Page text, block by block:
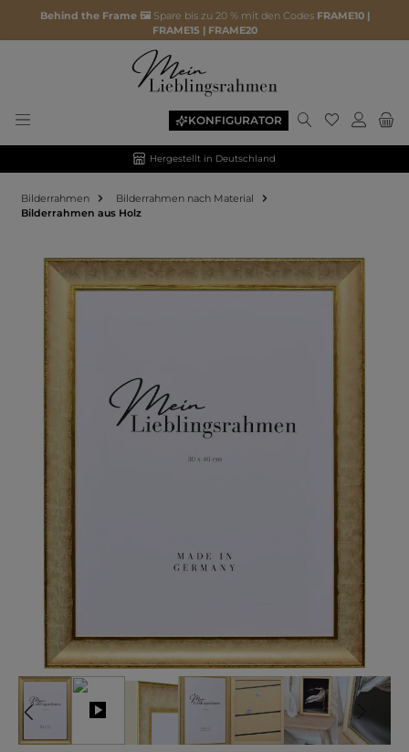
Behind the Frame 🖼️ Spare bis zu 20 % mit den Codes FRAME10 |
FRAME15 | FRAME20
KONFIGURATOR
Hergestellt in Deutschland
Bilderrahmen
Bilderrahmen nach Material
Bilderrahmen aus Holz
Bildergalerie überspringen